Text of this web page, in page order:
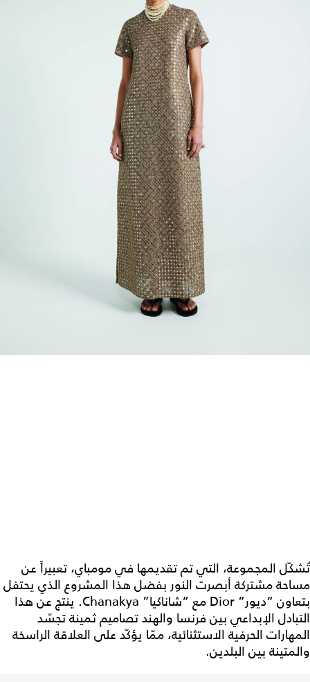
تُشكّل المجموعة، التي تم تقديمها في مومباي، تعبيراً عن
مساحة مشتركة أبصرت النور بفضل هذا المشروع الذي يحتفل
بتعاون “ديور” Dior مع “شاناكيا” Chanakya. ينتج عن هذا
التبادل الإبداعي بين فرنسا والهند تصاميم ثمينة تجسّد
المهارات الحرفية الاستثنائية، ممّا يؤكّد على العلاقة الراسخة
والمتينة بين البلدين.